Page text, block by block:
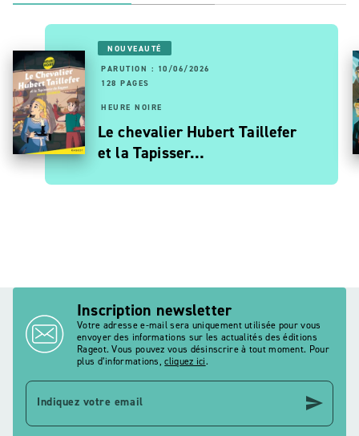
NOUVEAUTÉ
PARUTION : 10/06/2026
128 PAGES
HEURE NOIRE
Le chevalier Hubert Taillefer
et la Tapisser…
Inscription newsletter
Votre adresse e-mail sera uniquement utilisée pour vous
envoyer des informations sur les actualités des éditions
Rageot. Vous pouvez vous désinscrire à tout moment. Pour
plus d’informations,cliquez ici.
Indiquez votre email send